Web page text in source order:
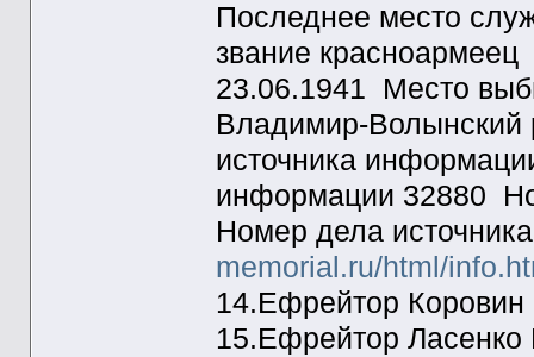
Последнее место
звание
23.06.1941 Место
Владимир-Волынский
источника
информации 32880
Номер дела
memorial.ru/html/
14.Ефрейтор Коровин
15.Ефрейтор